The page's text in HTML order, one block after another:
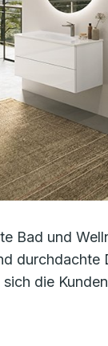
Bad und
durchdachte
die